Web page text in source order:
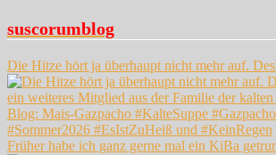
suscorumblog
Die Hitze hört ja überhaupt nicht mehr auf.
Früher habe ich ganz gerne mal ein KiBa